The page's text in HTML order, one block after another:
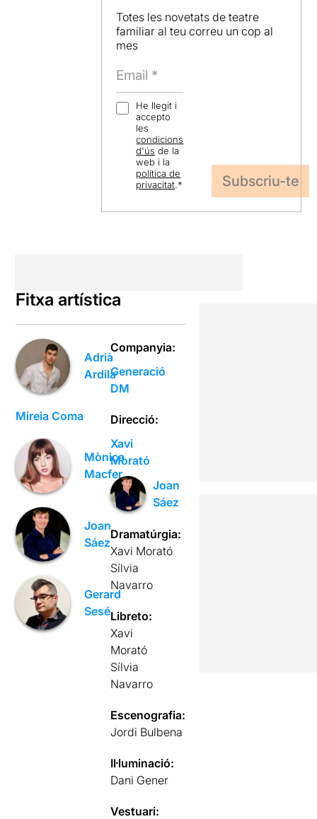
Totes les novetats de teatre
familiar al teu correu un cop al
mes
He llegit i
accepto
les
condicions
d'ús de la
web i la
política de
privacitat.*
Fitxa artística
Adrià
Ardila
Mireia Coma
Mònica
Macfer
Joan
Sáez
Gerard
Sesé
Companyia:
Generació
DM
Direcció:
Xavi
Morató
Joan
Sáez
Dramatúrgia:
Xavi Morató
Sílvia
Navarro
Libreto:
Xavi
Morató
Sílvia
Navarro
Escenografia:
Jordi Bulbena
Il·luminació:
Dani Gener
Vestuari: